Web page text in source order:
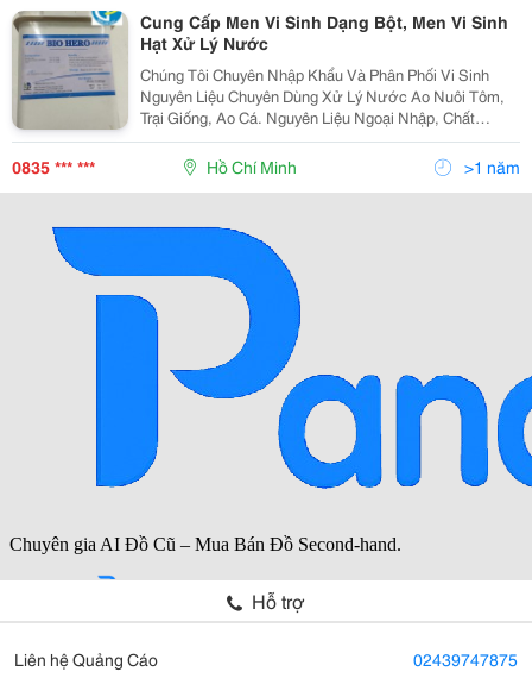
Cung Cấp Men Vi Sinh Dạng Bột, Men Vi Sinh
Hạt Xử Lý Nước
Chúng Tôi Chuyên Nhập Khẩu Và Phân Phối Vi Sinh
Nguyên Liệu Chuyên Dùng Xử Lý Nước Ao Nuôi Tôm,
Trại Giống, Ao Cá. Nguyên Liệu Ngoại Nhập, Chất
Lượng Cao, Giải Pháp Toàn Diện Cho Ao. * Quy Cách:
Xô 11.35Kg (25Lb) * Đặc Điểm: Dạng Bột, Tan Tốt,
0835 *** *** Hồ Chí Minh >1 năm
Hỗ trợ
Liên hệ Quảng Cáo 02439747875